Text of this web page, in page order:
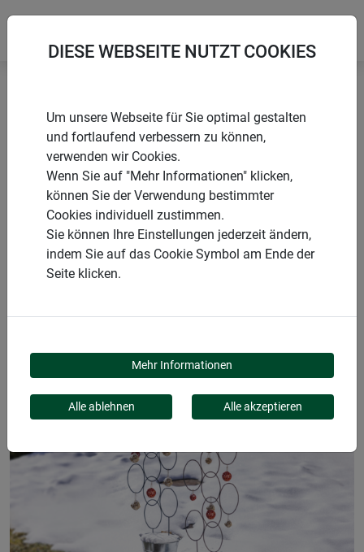
Startseite Rankgitter & Spaliere Rankgitter CIRCLE
PRODUKTE
RANKGITTER CIRCLE
DIESE WEBSEITE NUTZT COOKIES
Um unsere Webseite für Sie optimal gestalten
und fortlaufend verbessern zu können,
verwenden wir Cookies.
Wenn Sie auf "Mehr Informationen" klicken,
können Sie der Verwendung bestimmter
Cookies individuell zustimmen.
Sie können Ihre Einstellungen jederzeit ändern,
indem Sie auf das Cookie Symbol am Ende der
Seite klicken.
Mehr Informationen
Alle ablehnen Alle akzeptieren